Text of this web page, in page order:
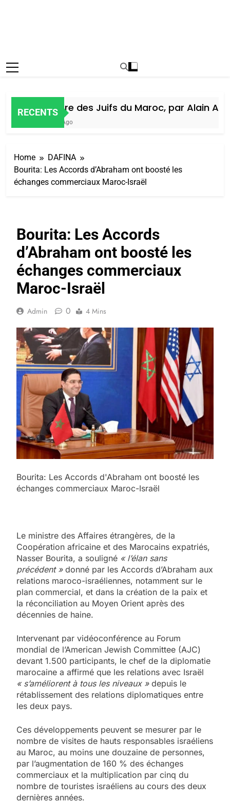
RECENTS
Histoire des Juifs du Maroc, par Alain
6 Jours Ago
Home
DAFINA
Bourita: Les Accords d’Abraham ont boosté les
échanges commerciaux Maroc-Israël
Bourita: Les Accords
d’Abraham ont boosté les
échanges commerciaux
Maroc-Israël
Admin 0 4 Mins
Bourita: Les Accords d'Abraham ont boosté les
échanges commerciaux Maroc-Israël
Le ministre des Affaires étrangères, de la
Coopération africaine et des Marocains expatriés,
Nasser Bourita, a souligné « l’élan sans
précédent »donné par les Accords d’Abraham aux
relations maroco-israéliennes, notamment sur le
plan commercial, et dans la création de la paix et
la réconciliation au Moyen Orient après des
décennies de haine.
Intervenant par vidéoconférence au Forum
mondial de l’American Jewish Committee (AJC)
devant 1.500 participants, le chef de la diplomatie
marocaine a affirmé que les relations avec Israël
« s’améliorent à tous les niveaux »depuis le
rétablissement des relations diplomatiques entre
les deux pays.
Ces développements peuvent se mesurer par le
nombre de visites de hauts responsables israéliens
au Maroc, au moins une douzaine de personnes,
par l’augmentation de 160 % des échanges
commerciaux et la multiplication par cinq du
nombre de touristes israéliens au cours des deux
dernières années.